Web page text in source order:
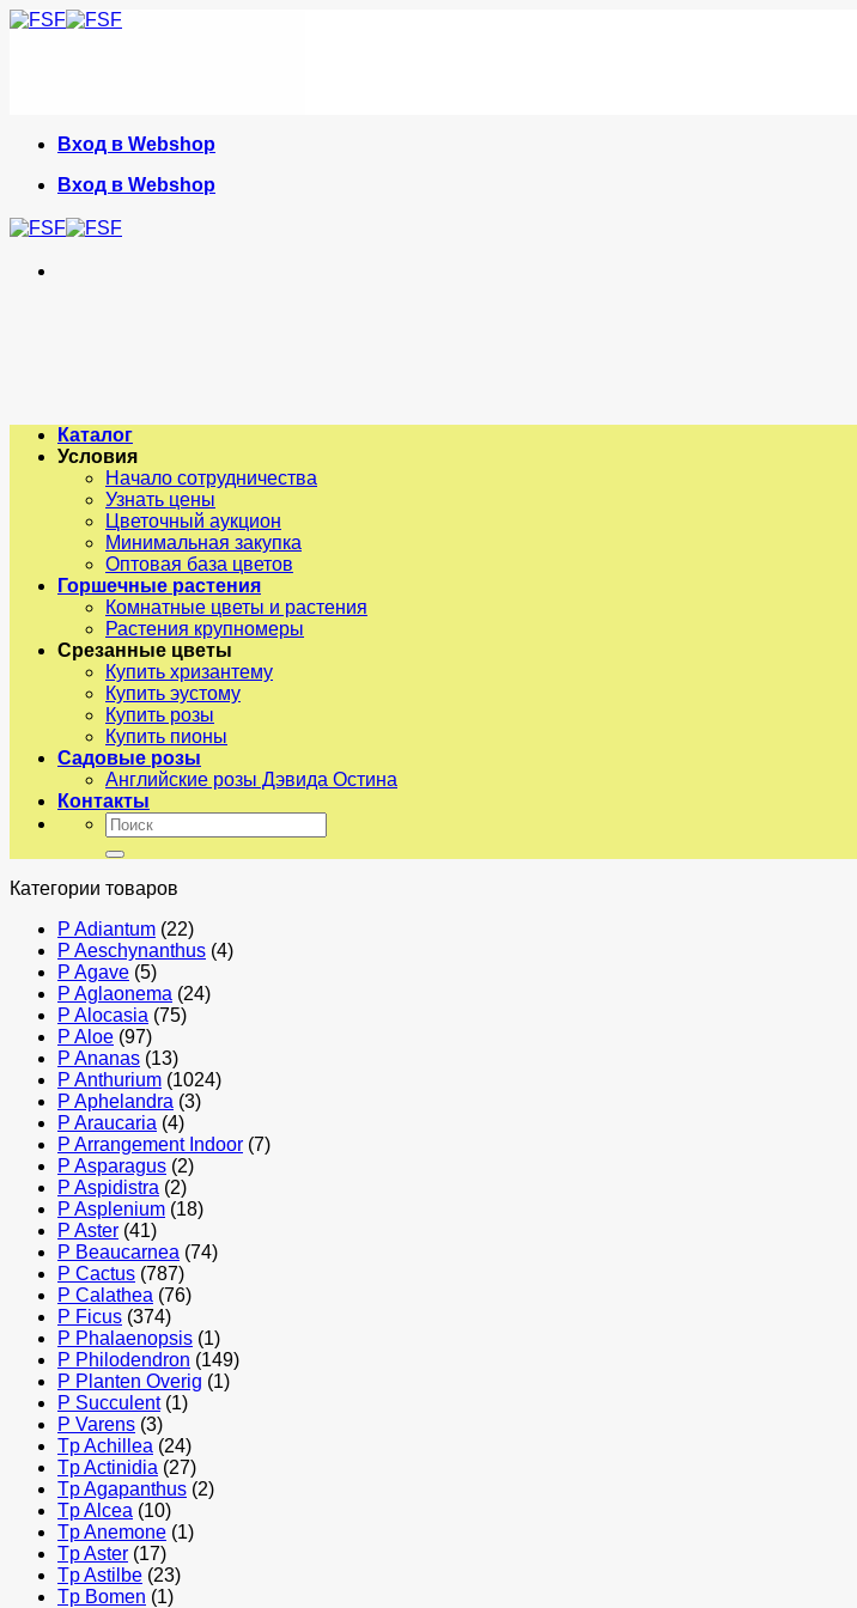
Skip
Вход в Webshop
Вход в Webshop
Каталог
Условия
Начало сотрудничества
Узнать цены
Цветочный аукцион
Минимальная закупка
Оптовая база цветов
Горшечные растения
Комнатные цветы и растения
Растения крупномеры
Срезанные цветы
Купить хризантему
Купить эустому
Купить розы
Купить пионы
Садовые розы
Английские розы Дэвида Остина
Контакты
Искать:
Категории товаров
P Adiantum (22)
P Aeschynanthus (4)
P Agave (5)
P Aglaonema (24)
P Alocasia (75)
P Aloe (97)
P Ananas (13)
P Anthurium (1024)
P Aphelandra (3)
P Araucaria (4)
P Arrangement Indoor (7)
P Asparagus (2)
P Aspidistra (2)
P Asplenium (18)
P Aster (41)
P Beaucarnea (74)
P Cactus (787)
P Calathea (76)
P Ficus (374)
P Phalaenopsis (1)
P Philodendron (149)
P Planten Overig (1)
P Succulent (1)
P Varens (3)
Tp Achillea (24)
Tp Actinidia (27)
Tp Agapanthus (2)
Tp Alcea (10)
Tp Anemone (1)
Tp Aster (17)
Tp Astilbe (23)
Tp Bomen (1)